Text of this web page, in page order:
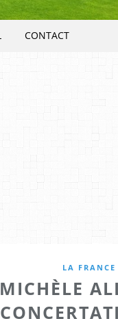
CONTACT
LA
MICHÈLE